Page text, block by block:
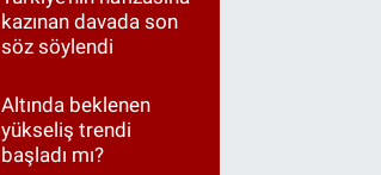
kazınan davada son
söz söylendi
Altında beklenen
yükseliş trendi
başladı mı?